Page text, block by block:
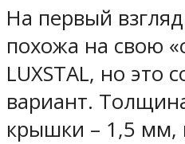
На первый
похожа на свою
LUXSTAL, но это
вариант.
крышки – 1,5 мм,